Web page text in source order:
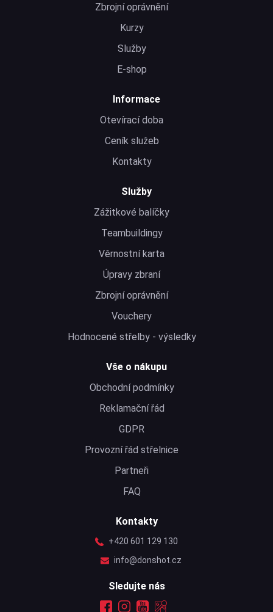
Zbrojní oprávnění
Kurzy
Služby
E-shop
Informace
Otevírací doba
Ceník služeb
Kontakty
Služby
Zážitkové balíčky
Teambuildingy
Věrnostní karta
Úpravy zbraní
Zbrojní oprávnění
Vouchery
Hodnocené střelby - výsledky
Vše o nákupu
Obchodní podmínky
Reklamační řád
GDPR
Provozní řád střelnice
Partneři
FAQ
Kontakty
+420 601 129 130
info@donshot.cz
Sledujte nás